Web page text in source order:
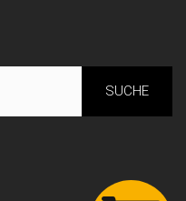
SUCHE